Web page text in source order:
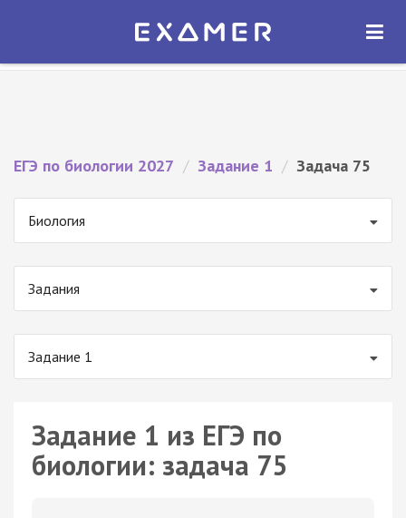
Экзамер — ЕГЭ 2027
ОТКРЫТЬ
ЕГЭ по биологии 2027 / Задание 1 / Задача 75
Биология
Задания
Задание 1
Задание 1 из ЕГЭ по
биологии: задача 75